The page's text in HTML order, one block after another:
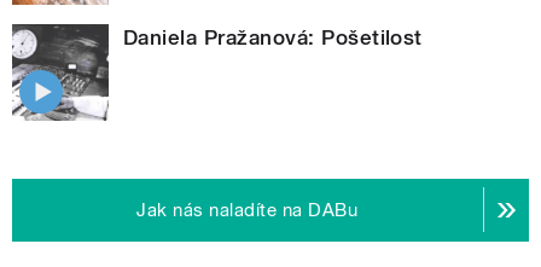
Daniela Pražanová: Pošetilost
Jak nás naladíte na DABu